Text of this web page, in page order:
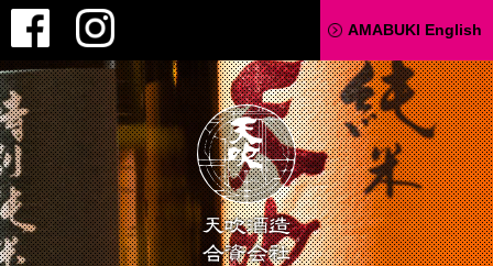
Facebook AMABUKI English
天吹酒造